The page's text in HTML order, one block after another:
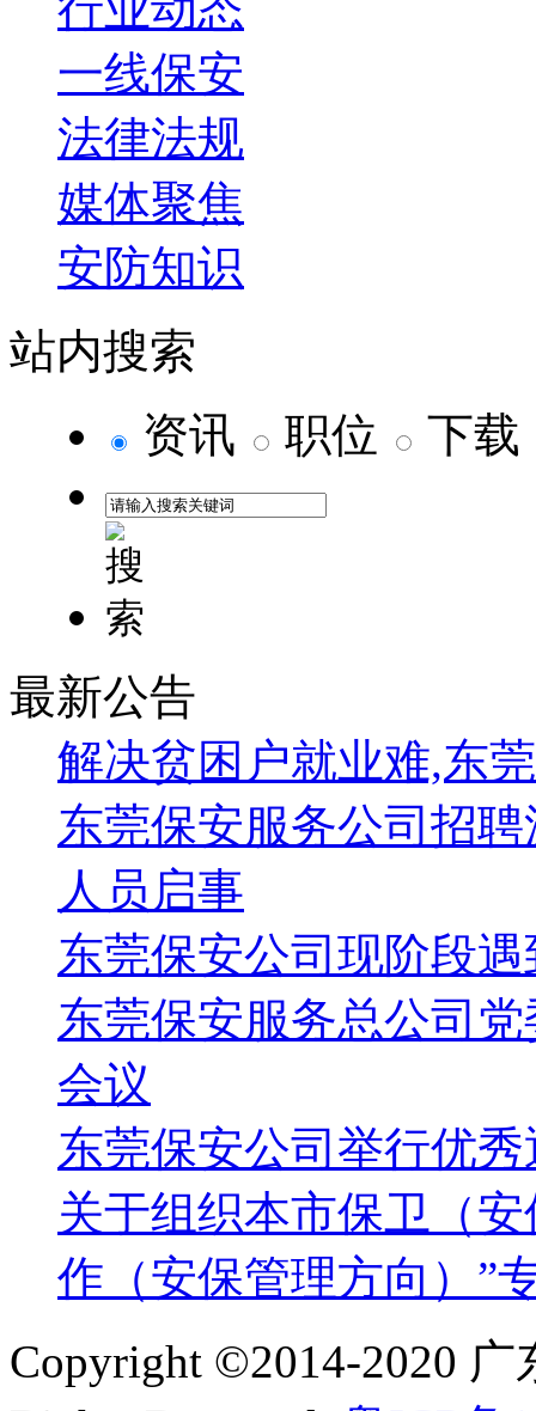
成为高
一线保安
法律法规
媒体聚焦
安防知识
站内搜索
资讯
职位 下载
最新公告
解决贫困户就业难,东
东莞保安服务公司招
人员启事
东莞保安公司现阶段
东莞保安服务总公司
会议
东莞保安公司举行优
关于组织本市保卫（
作（安保管理方向）”
Copyright ©2014-2020